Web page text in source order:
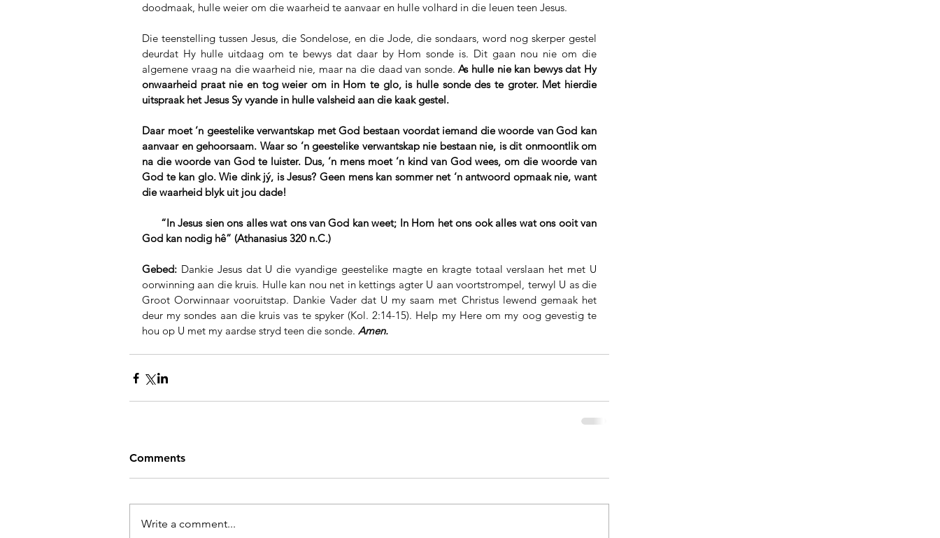
doodmaak, hulle weier om die waarheid te aanvaar en hulle volhard in die leuen teen Jesus.
Die teenstelling tussen Jesus, die Sondelose, en die Jode, die sondaars, word nog skerper gestel
deurdat Hy hulle uitdaag om te bewys dat daar by Hom sonde is. Dit gaan nou nie om die
algemene vraag na die waarheid nie, maar na die daad van sonde. As hulle nie kan bewys dat Hy
onwaarheid praat nie en tog weier om in Hom te glo, is hulle sonde des te groter. Met hierdie
uitspraak het Jesus Sy vyande in hulle valsheid aan die kaak gestel.
Daar moet ’n geestelike verwantskap met God bestaan voordat iemand die woorde van God kan
aanvaar en gehoorsaam. Waar so ’n geestelike verwantskap nie bestaan nie, is dit onmoontlik om
na die woorde van God te luister. Dus, ’n mens moet ’n kind van God wees, om die woorde van
God te kan glo. Wie dink jý, is Jesus? Geen mens kan sommer net ‘n antwoord opmaak nie, want
die waarheid blyk uit jou dade!
God kan nodig hê” (Athanasius 320 n.C.)
Gebed: Dankie Jesus dat U die vyandige geestelike magte en kragte totaal verslaan het met U
oorwinning aan die kruis. Hulle kan nou net in kettings agter U aan voortstrompel, terwyl U as die
Groot Oorwinnaar vooruitstap. Dankie Vader dat U my saam met Christus lewend gemaak het
deur my sondes aan die kruis vas te spyker (Kol. 2:14-15). Help my Here om my oog gevestig te
hou op U met my aardse stryd teen die sonde. Amen.
Comments
Write a comment...